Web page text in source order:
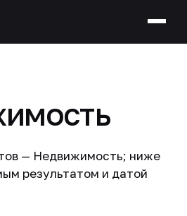
— Недвижимость; ниже
результатом и датой